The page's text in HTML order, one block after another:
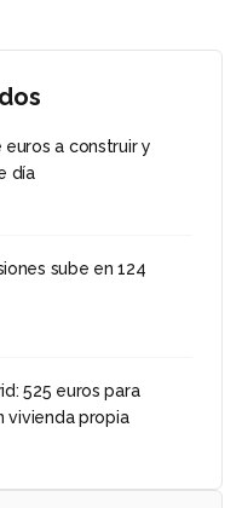
a construir y
día
sube en 124
525 euros para
vivienda propia